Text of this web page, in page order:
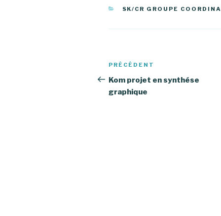
CATÉGORIES
SK/CR GROUPE
Navigation
de
l’article
Article
précédent
PRÉCÉDENT
Kom projet en synthése
graphique